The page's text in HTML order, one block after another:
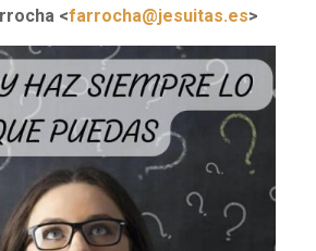
<farrocha@jesuitas.es>